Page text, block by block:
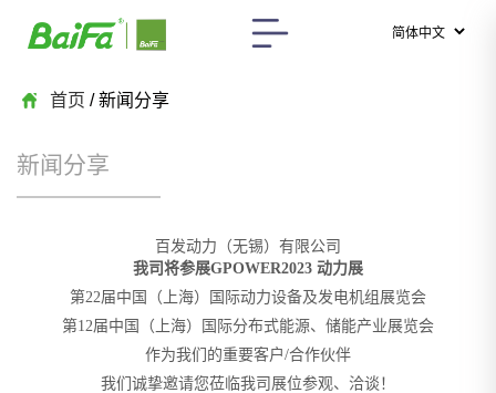
首页 / 新闻分享
新闻分享
百发动力（无锡）有限公司
我司将参展GPOWER2023 动力展
第22届中国（上海）国际动力设备及发电机组展览会
第12届中国（上海）国际分布式能源、储能产业展览会
作为我们的重要客户/合作伙伴
我们诚挚邀请您莅临我司展位参观、洽谈！